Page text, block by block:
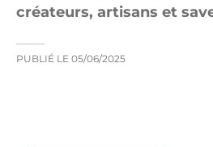
créateurs, artisans et
PUBLIÉ LE 05/06/2025